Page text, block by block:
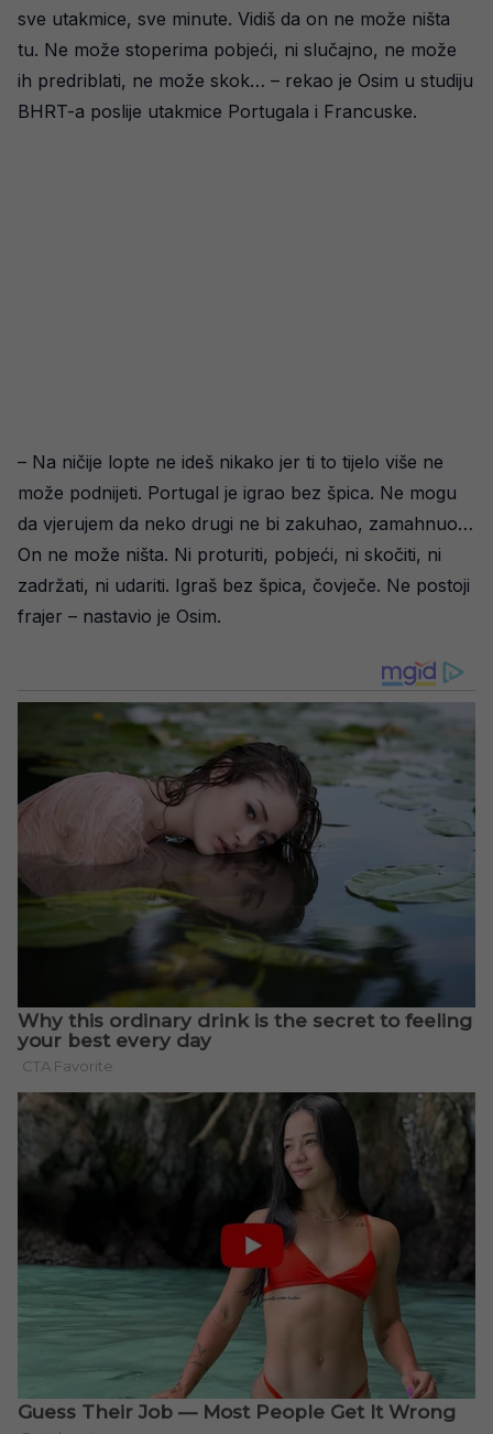
sve utakmice, sve minute. Vidiš da on ne može ništa
tu. Ne može stoperima pobjeći, ni slučajno, ne može
ih predriblati, ne može skok… – rekao je Osim u studiju
BHRT-a poslije utakmice Portugala i Francuske.
– Na ničije lopte ne ideš nikako jer ti to tijelo više ne
može podnijeti. Portugal je igrao bez špica. Ne mogu
da vjerujem da neko drugi ne bi zakuhao, zamahnuo…
On ne može ništa. Ni proturiti, pobjeći, ni skočiti, ni
zadržati, ni udariti. Igraš bez špica, čovječe. Ne postoji
frajer – nastavio je Osim.